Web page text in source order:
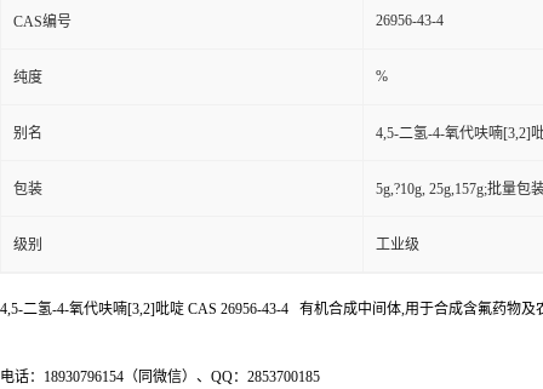
CAS编号 26956-43-4
纯度 %
别名 4,5-二氢-4-氧代呋喃[3,2]
包装 5g,?10g, 25g,157g;批量包
级别 工业级
4,5-二氢-4-氧代呋喃[3,2]吡啶 CAS 26956-43-4 有机合成中间体,用于合成含氟药物及
电话：18930796154（同微信）、QQ：2853700185